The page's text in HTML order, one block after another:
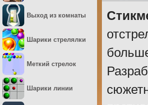
Выход из комнаты
Шарики стрелялки
Меткий стрелок
Шарики линии